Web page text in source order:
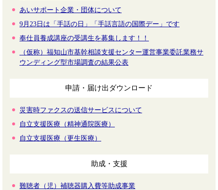
あいサポート企業・団体について
9月23日は「手話の日」「手話言語の国際デー」です
奉仕員養成講座の受講生を募集します！！
（仮称）福知山市基幹相談支援センター運営事業委託業務サ
ウンディング型市場調査の結果公表
申請・届け出ダウンロード
災害時ファクスの送信サービスについて
自立支援医療（精神通院医療）
自立支援医療（更生医療）
助成・支援
難聴者（児）補聴器購入費等助成事業